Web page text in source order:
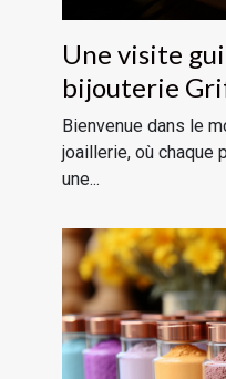
Une visite
bijouterie
l'art de la
Bienvenue dans le
joaillerie, où chaque
une...